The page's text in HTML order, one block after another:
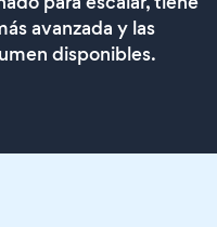
avanzada y las
disponibles.